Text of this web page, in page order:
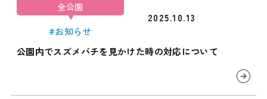
全公園
#お知らせ
2025.10.13
公園内でスズメバチを見かけた時の対応について